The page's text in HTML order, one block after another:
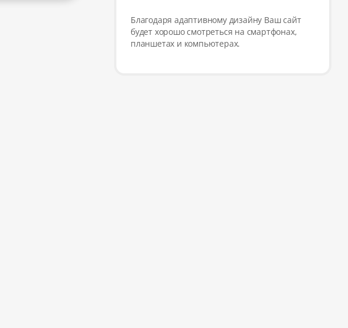
Благодаря адаптивному дизайну Ваш сайт
будет хорошо смотреться на смартфонах,
планшетах и компьютерах.